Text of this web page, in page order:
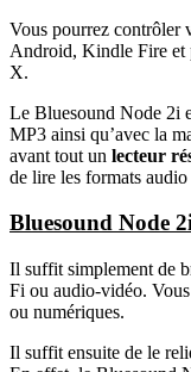
Vous pourrez contrôler
Android, Kindle Fire et
X.
Le Bluesound Node 2i
MP3 ainsi qu’avec la
avant tout un lecteur
de lire les formats
Bluesound Node
Il suffit simplement de
Fi ou audio-vidéo.
ou numériques.
Il suffit ensuite de le